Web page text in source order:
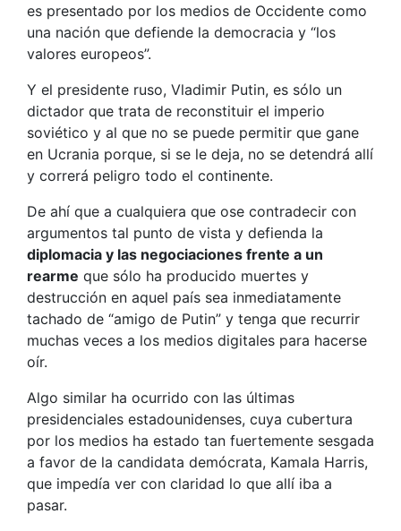
es presentado por los medios de Occidente como
una nación que defiende la democracia y “los
valores europeos”.
Y el presidente ruso, Vladimir Putin, es sólo un
dictador que trata de reconstituir el imperio
soviético y al que no se puede permitir que gane
en Ucrania porque, si se le deja, no se detendrá allí
y correrá peligro todo el continente.
De ahí que a cualquiera que ose contradecir con
argumentos tal punto de vista y defienda la
diplomacia y las negociaciones frente a un
rearme que sólo ha producido muertes y
destrucción en aquel país sea inmediatamente
tachado de “amigo de Putin” y tenga que recurrir
muchas veces a los medios digitales para hacerse
oír.
Algo similar ha ocurrido con las últimas
presidenciales estadounidenses, cuya cubertura
por los medios ha estado tan fuertemente sesgada
a favor de la candidata demócrata, Kamala Harris,
que impedía ver con claridad lo que allí iba a
pasar.